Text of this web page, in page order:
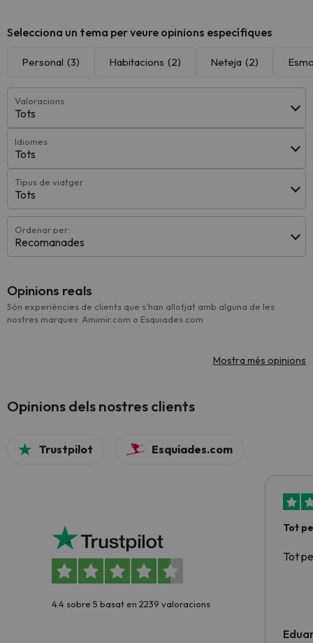
Selecciona un tema per veure opinions específiques
Personal (3) Habitacions (2) Neteja (2)
Valoracions
Tots
Idiomes
Tots
Tipus de viatger
Tots
Ordenar per:
Recomanades
Opinions reals
Són experiències de clients que s'han allotjat amb alguna de les
nostres marques: Amimir.com o Esquiades.com
Mostra més opinions
Opinions dels nostres clients
Trustpilot Esquiades.com
4.4 sobre 5 basat en 2239 valoracions
Tot
Tot